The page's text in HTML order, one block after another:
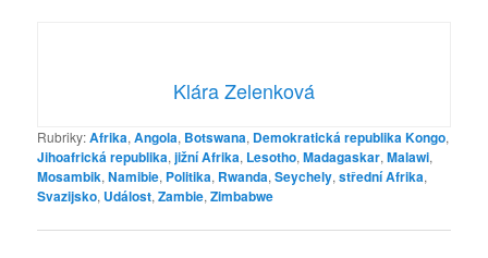
Klára Zelenková
Rubriky:Afrika,Angola, Botswana, Demokratická republika Kongo,
Jihoafrická republika,jižní Afrika, Lesotho,Madagaskar,Malawi,
Mosambik,Namibie, Politika, Rwanda,Seychely,střední Afrika,
Svazijsko, Událost,Zambie,Zimbabwe